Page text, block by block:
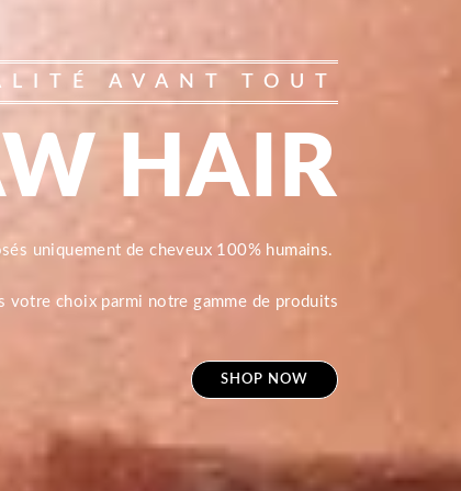
AVANT TOUT
HAIR
uniquement de cheveux 100% humains.
votre choix parmi notre gamme de produits
SHOP NOW